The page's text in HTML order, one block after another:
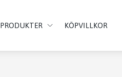
PRODUKTER KÖPVILLKOR